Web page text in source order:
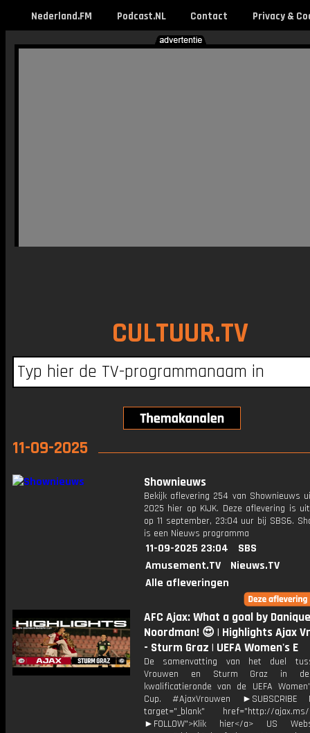
Nederland.FM Podcast.NL Contact Privacy &
CULTUUR.TV
11-09-2025
Shownieuws
Bekijk aflevering 254 van Shownieuws
2025 hier op KIJK. Deze aflevering is
op 11 september, 23:04 uur bij SBS6.
is een Nieuws programma
11-09-2025 23:04
SBS
Amusement.TV
Nieuws.TV
Alle afleveringen
AFC Ajax: What a goal by Danique
Noordman! 😍 | Highlights Ajax
- Sturm Graz | UEFA Women's E
De samenvatting van het duel
Vrouwen en Sturm Graz in
kwalificatieronde van de UEFA
Cup. #AjaxVrouwen ►SUBSCRIBE
target="_blank" href="http://ajax.ms/
►FOLLOW">Klik hier</a> US